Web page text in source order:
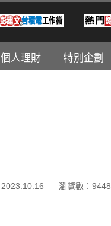
個人理財 特別企劃
2023.10.16 瀏覽數：9448